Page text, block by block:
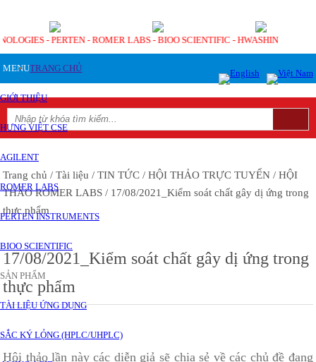
- PERTEN - ROMER LABS - BIOO SCIENTIFIC - HWASHIN
MENUTRANG CHỦ
GIỚI THIỆU
HƯNG VIỆT CSE
AGILENT
ROMER LABS
PERTEN INSTRUMENTS
BIOO SCIENTIFIC
SẢN PHẨM
TÀI LIỆU ỨNG DỤNG
SẮC KÝ LỎNG (HPLC/UHPLC)
Trang chủ / Tài liệu / TIN TỨC / HỘI THẢO TRỰC TUYẾN / HỘI
THẢO ROMER LABS / 17/08/2021_Kiểm soát chất gây dị ứng trong
thực phẩm
17/08/2021_Kiểm soát chất gây dị ứng trong
thực phẩm
Hội thảo lần này các diễn giả sẽ chia sẻ về các chủ đề đang